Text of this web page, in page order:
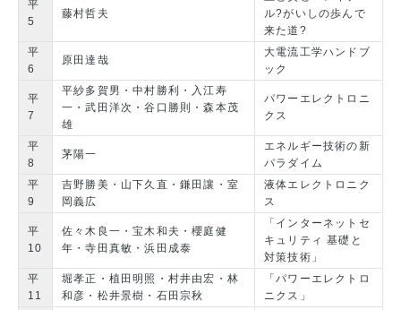
平
5
藤村哲夫
ル?がいしの歩んで
来た道?
平
6
原田達哉
大電流工学ハンドブ
ック
平
7
平紗多賀男・中村勝利・入江寿
一・武田洋次・谷口勝則・森本茂
雄
パワーエレクトロニ
クス
平
8
茅陽一
エネルギー技術の新
パラダイム
平
9
吉野勝美・山下久直・鎌田讓・室
岡義広
液体エレクトロニク
ス
平
10
佐々木良一・宝木和夫・櫻庭健
年・寺田真敏・浜田成泰
「インターネットセ
キュリティ 基礎と
対策技術」
平
11
堀孝正・植田明照・村井由宏・林
和彦・松井景樹・石田宗秋
「パワーエレクトロ
ニクス」